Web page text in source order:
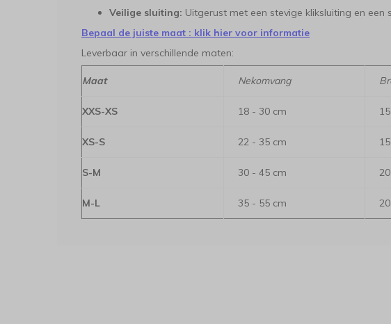
Veilige sluiting: Uitgerust met een stevige kliksluiting en een
Bepaal de juiste maat : klik hier voor informatie
Leverbaar in verschillende maten:
Maat Nekomvang
XXS-XS 18 - 30 cm
XS-S 22 - 35 cm
S-M 30 - 45 cm
M-L 35 - 55 cm